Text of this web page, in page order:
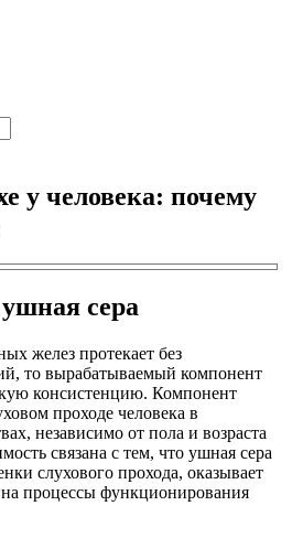
у человека: почему
сера
желез протекает без
то вырабатываемый компонент
консистенцию. Компонент
проходе человека в
независимо от пола и возраста
связана с тем, что ушная сера
слухового прохода, оказывает
процессы функционирования